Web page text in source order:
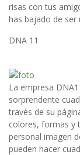
risas con tus
has bajado de ser
DNA 11
La empresa
sorprendente
través de su
colores, formas y
personal imagen
pueden hacer